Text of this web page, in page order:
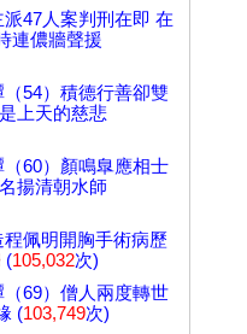
47人案判刑在即 在
連儂牆聲援
54）積德行善卻雙
上天的慈悲
（60）顏鳴臯應相士
揚清朝水師
佩明開胸手術病歷
(105,032次)
（69）僧人兩度轉世
(103,749次)